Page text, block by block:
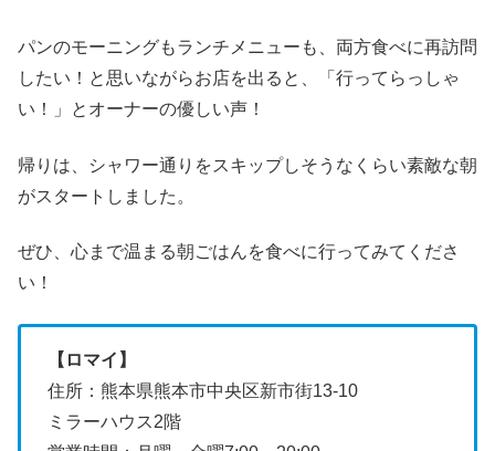
パンのモーニングもランチメニューも、両方食べに再訪問
したい！と思いながらお店を出ると、「行ってらっしゃ
い！」とオーナーの優しい声！
帰りは、シャワー通りをスキップしそうなくらい素敵な朝
がスタートしました。
ぜひ、心まで温まる朝ごはんを食べに行ってみてくださ
い！
【ロマイ】
住所：熊本県熊本市中央区新市街13-10
ミラーハウス2階